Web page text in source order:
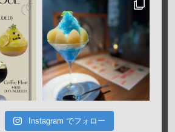
Instagram でフォロー